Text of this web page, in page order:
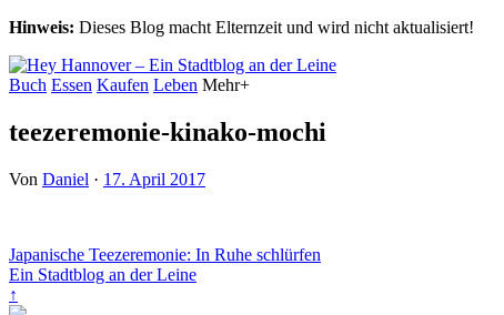
Hinweis: Dieses Blog macht Elternzeit und wird nicht aktualisiert!
Buch Essen Kaufen Leben Mehr+
teezeremonie-kinako-mochi
Von Daniel · 17. April 2017
Japanische Teezeremonie: In Ruhe schlürfen
Ein Stadtblog an der Leine
↑